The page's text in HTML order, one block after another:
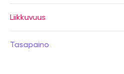
Liikkuvuus
Tasapaino